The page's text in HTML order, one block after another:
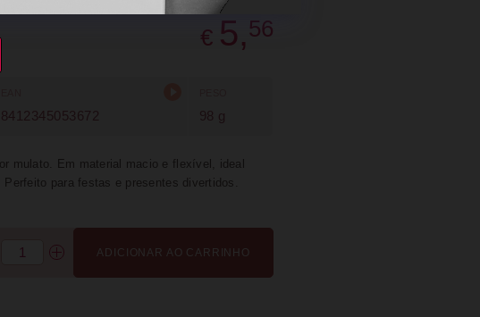
€ 5, 56
8412345053672 98 g
mulato. Em material macio e flexível, ideal
para festas e presentes divertidos.
ADICIONAR AO CARRINHO